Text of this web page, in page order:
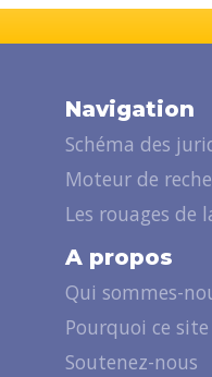
Navigation
Schéma des
Moteur de
Les rouages de
A propos
Qui sommes-
Pourquoi ce site
Soutenez-nous